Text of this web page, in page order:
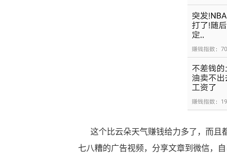
这个比云朵天气赚钱给力多了，而且
七八糟的广告视频，分享文章到微信，